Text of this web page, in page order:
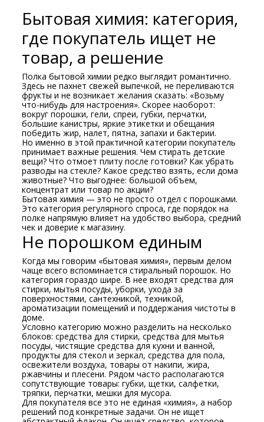
Бытовая химия: категория,
где покупатель ищет не
товар, а решение
Полка бытовой химии редко выглядит романтично.
Здесь не пахнет свежей выпечкой, не переливаются
фрукты и не возникает желания сказать: «Возьму
что-нибудь для настроения». Скорее наоборот:
вокруг порошки, гели, спреи, губки, перчатки,
большие канистры, яркие этикетки и обещания
победить жир, налет, пятна, запахи и бактерии.
Но именно в этой практичной категории покупатель
принимает важные решения. Чем стирать детские
вещи? Что отмоет плиту после готовки? Как убрать
разводы на стекле? Какое средство взять, если дома
животные? Что выгоднее: большой объем,
концентрат или товар по акции?
Бытовая химия — это не просто отдел с порошками.
Это категория регулярного спроса, где порядок на
полке напрямую влияет на удобство выбора, средний
чек и доверие к магазину.
Не порошком единым
Когда мы говорим «бытовая химия», первым делом
чаще всего вспоминается стиральный порошок. Но
категория гораздо шире. В нее входят средства для
стирки, мытья посуды, уборки, ухода за
поверхностями, сантехникой, техникой,
ароматизации помещений и поддержания чистоты в
доме.
Условно категорию можно разделить на несколько
блоков: средства для стирки, средства для мытья
посуды, чистящие средства для кухни и ванной,
продукты для стекол и зеркал, средства для пола,
освежители воздуха, товары от накипи, жира,
ржавчины и плесени. Рядом часто располагаются
сопутствующие товары: губки, щетки, салфетки,
тряпки, перчатки, мешки для мусора.
Для покупателя все это не единая «химия», а набор
решений под конкретные задачи. Он не ищет